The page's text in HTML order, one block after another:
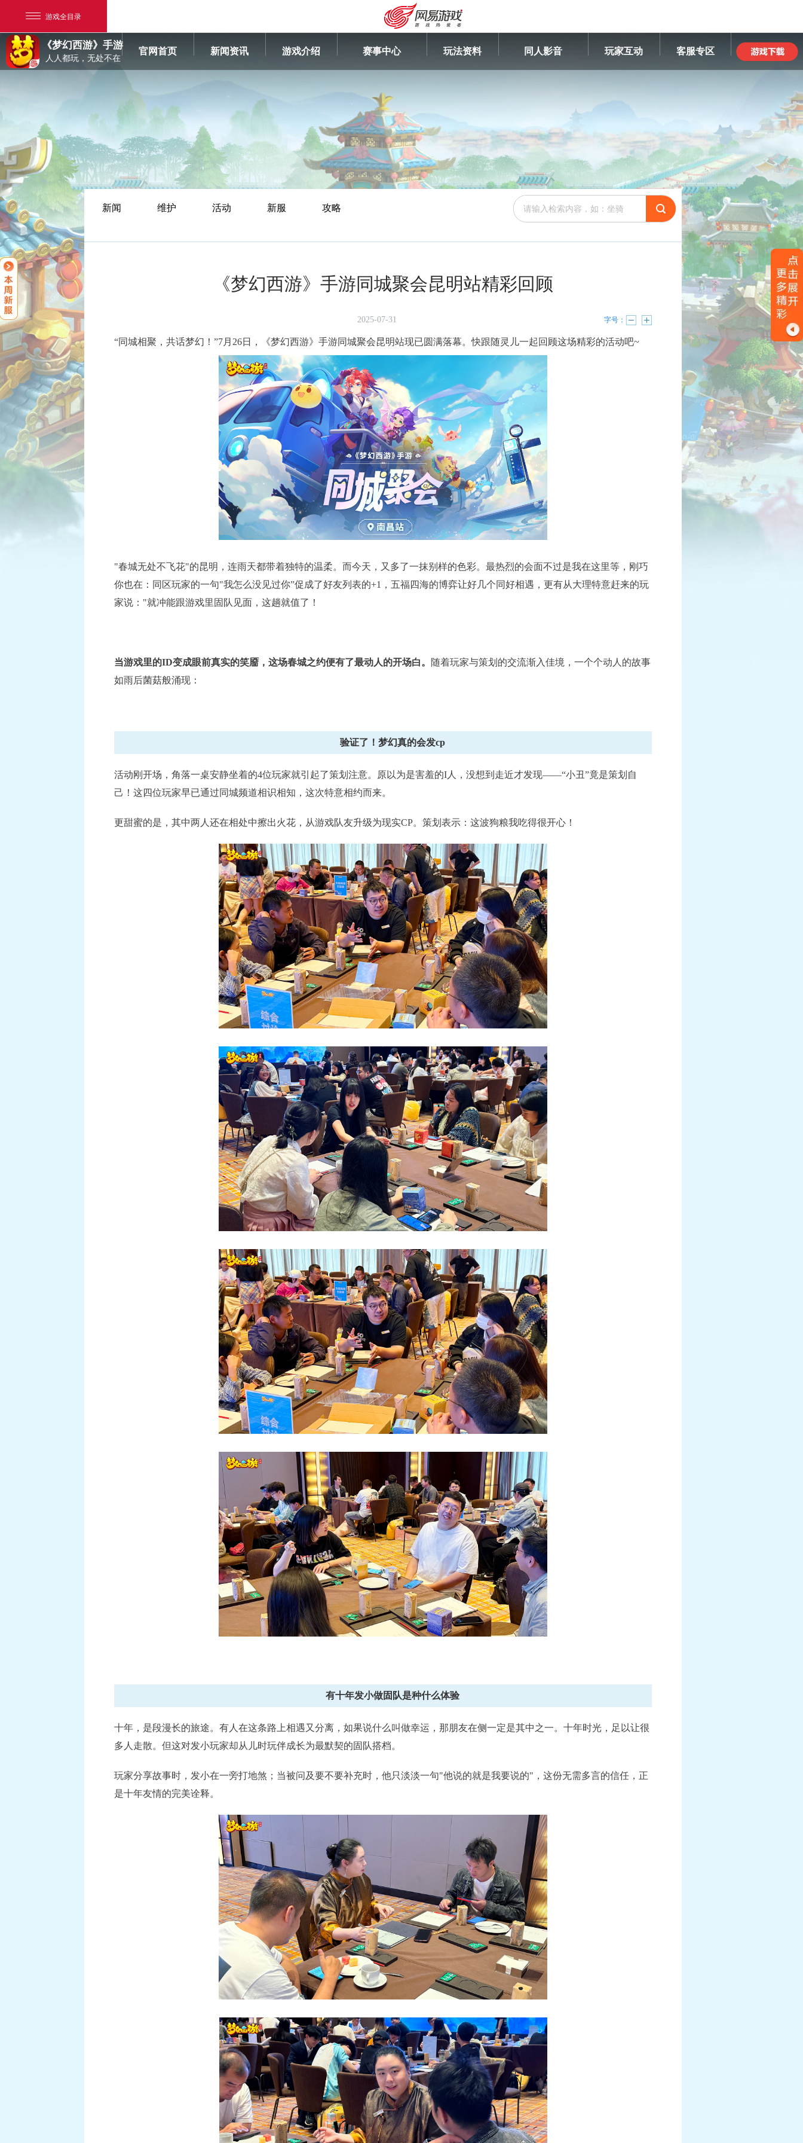
游戏全目录
网易游戏
游戏爱好者
我的足迹： 梦幻西游手游
《梦幻西游》手游
人人都玩，无处不在
官网首页 新闻资讯 游戏介绍 赛事中心 玩法资料 同人影音 玩家互动 客服专区
查看详情
查看详情
《梦幻西游》手游《蔬菜精灵》联动系列活动
《梦幻西游》手游全新月华幻衣“群仙毕至”系
列上新
新闻 维护 活动 新服 攻略
《梦幻西游》手游同城聚会昆明站精彩回顾
2025-07-31 字号：
“同城相聚，共话梦幻！”7月26日，《梦幻西游》手游同城聚会昆明站现已圆满落幕。快跟随灵儿一起回顾这场精彩的活动吧~
"春城无处不飞花"的昆明，连雨天都带着独特的温柔。而今天，又多了一抹别样的色彩。最热烈的会面不过是我在这里等，刚巧
你也在：同区玩家的一句"我怎么没见过你”促成了好友列表的+1，五福四海的博弈让好几个同好相遇，更有从大理特意赶来的玩
家说："就冲能跟游戏里固队见面，这趟就值了！
当游戏里的ID变成眼前真实的笑靥，这场春城之约便有了最动人的开场白。
随着玩家与策划的交流渐入佳境，一个个动人的故事
如雨后菌菇般涌现：
验证了！梦幻真的会发cp
活动刚开场，角落一桌安静坐着的4位玩家就引起了策划注意。原以为是害羞的I人，没想到走近才发现——“小丑”竟是策划自
己！这四位玩家早已通过同城频道相识相知，这次特意相约而来。
更甜蜜的是，其中两人还在相处中擦出火花，从游戏队友升级为现实CP。策划表示：这波狗粮我吃得很开心！
有十年发小做固队是种什么体验
十年，是段漫长的旅途。有人在这条路上相遇又分离，如果说什么叫做幸运，那朋友在侧一定是其中之一。十年时光，足以让很
多人走散。但这对发小玩家却从儿时玩伴成长为最默契的固队搭档。
玩家分享故事时，发小在一旁打地煞；当被问及要不要补充时，他只淡淡一句"他说的就是我要说的"，这份无需多言的信任，正
是十年友情的完美诠释。